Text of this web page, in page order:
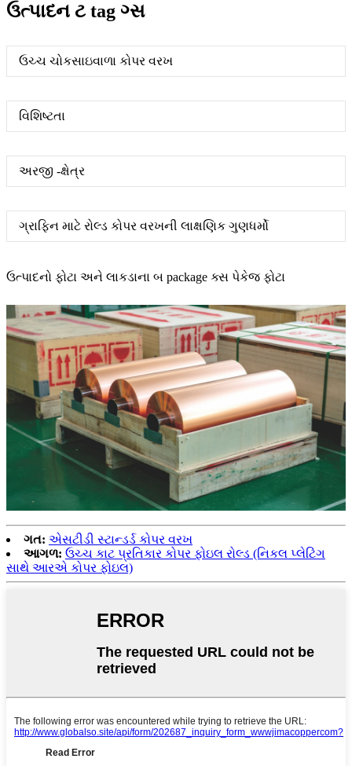
ઉત્પાદન ટ tag ગ્સ
ઉચ્ચ ચોકસાઇવાળા કોપર વરખ
વિશિષ્ટતા
અરજી -ક્ષેત્ર
ગ્રાફિન માટે રોલ્ડ કોપર વરખની લાક્ષણિક ગુણધર્મો
ઉત્પાદનો ફોટા અને લાકડાના બ package ક્સ પેકેજ ફોટા
ગત: એસટીડી સ્ટાન્ડર્ડ કોપર વરખ
આગળ: ઉચ્ચ કાટ પ્રતિકાર કોપર ફોઇલ રોલ્ડ (નિકલ પ્લેટિંગ
સાથે આરએ કોપર ફોઇલ)